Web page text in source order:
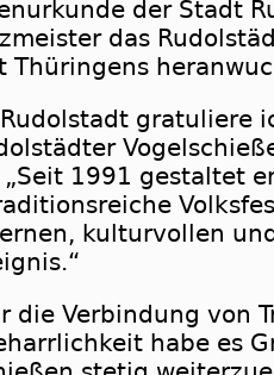
der Stadt
das
Thüringens
gratuliere
1991 gestaltet
kulturvollen
die Verbindung von
habe es